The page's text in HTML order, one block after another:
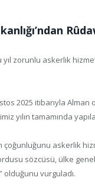
zorunlu askerlik
2025 itibarıyla
yılın tamamında
çoğunluğunu askerlik
sözcüsü, ülke
olduğunu vurguladı.